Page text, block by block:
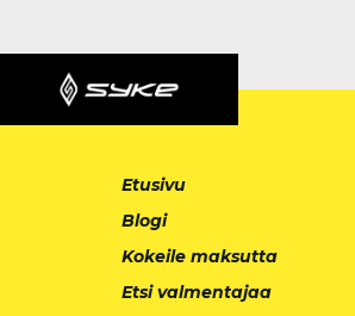
Etusivu
Blogi
Kokeile maksutta
Etsi valmentajaa